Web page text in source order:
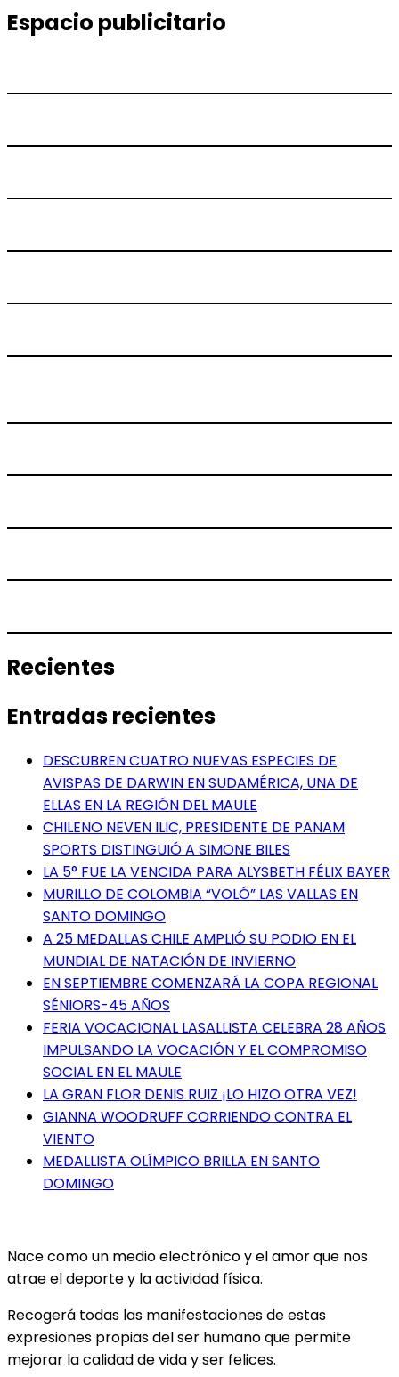
Espacio publicitario
Recientes
Entradas recientes
DESCUBREN CUATRO NUEVAS ESPECIES DE
AVISPAS DE DARWIN EN SUDAMÉRICA, UNA DE
ELLAS EN LA REGIÓN DEL MAULE
CHILENO NEVEN ILIC, PRESIDENTE DE PANAM
SPORTS DISTINGUIÓ A SIMONE BILES
LA 5° FUE LA VENCIDA PARA ALYSBETH FÉLIX BAYER
MURILLO DE COLOMBIA “VOLÓ” LAS VALLAS EN
SANTO DOMINGO
A 25 MEDALLAS CHILE AMPLIÓ SU PODIO EN EL
MUNDIAL DE NATACIÓN DE INVIERNO
EN SEPTIEMBRE COMENZARÁ LA COPA REGIONAL
SÉNIORS-45 AÑOS
FERIA VOCACIONAL LASALLISTA CELEBRA 28 AÑOS
IMPULSANDO LA VOCACIÓN Y EL COMPROMISO
SOCIAL EN EL MAULE
LA GRAN FLOR DENIS RUIZ ¡LO HIZO OTRA VEZ!
GIANNA WOODRUFF CORRIENDO CONTRA EL
VIENTO
MEDALLISTA OLÍMPICO BRILLA EN SANTO
DOMINGO
Nace como un medio electrónico y el amor que nos
atrae el deporte y la actividad física.
Recogerá todas las manifestaciones de estas
expresiones propias del ser humano que permite
mejorar la calidad de vida y ser felices.